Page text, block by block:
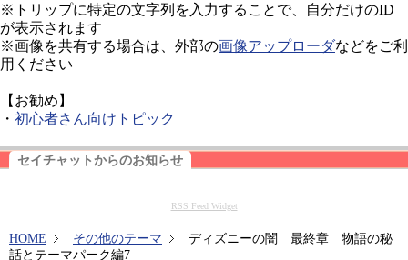
※トリップに特定の文字列を入力することで、自分だけのID
が表示されます
※画像を共有する場合は、外部の画像アップローダなどをご利
用ください
【お勧め】
・ 初心者さん向けトピック
セイチャットからのお知らせ
RSS Feed Widget
HOME その他のテーマ
ディズニーの闇 最終章 物語の秘
話とテーマパーク編7